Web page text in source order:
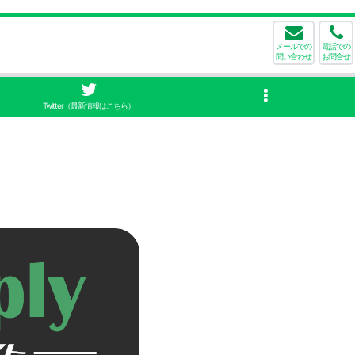
メールでの
問い合わせ
電話での
お問合せ
Twitter（最新情報はこちら）